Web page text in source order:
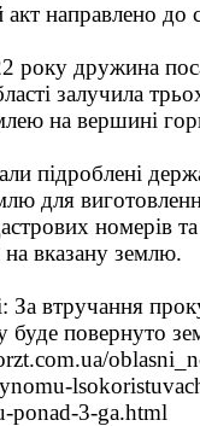
направлено до
року дружина
залучила
на вершині
підроблені
для
номерів
на вказану землю.
За втручання
буде повернуто
ponad-3-ga.html